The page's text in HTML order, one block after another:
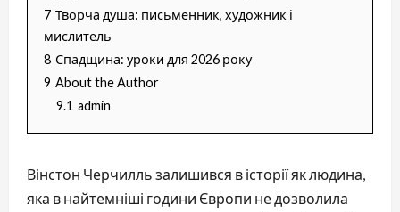
7 Творча душа: письменник, художник і
мислитель
8 Спадщина: уроки для 2026 року
9 About the Author
9.1 admin
Вінстон Черчилль залишився в історії як людина,
яка в найтемніші години Європи не дозволила